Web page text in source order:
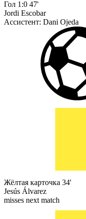
Гол 1:0 47'
Jordi Escobar
Ассистент: Dani Ojeda
Жёлтая карточка 34'
Jesús Álvarez
misses next match